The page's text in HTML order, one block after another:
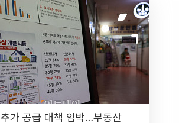
추가 공급 대책 임박…부동산